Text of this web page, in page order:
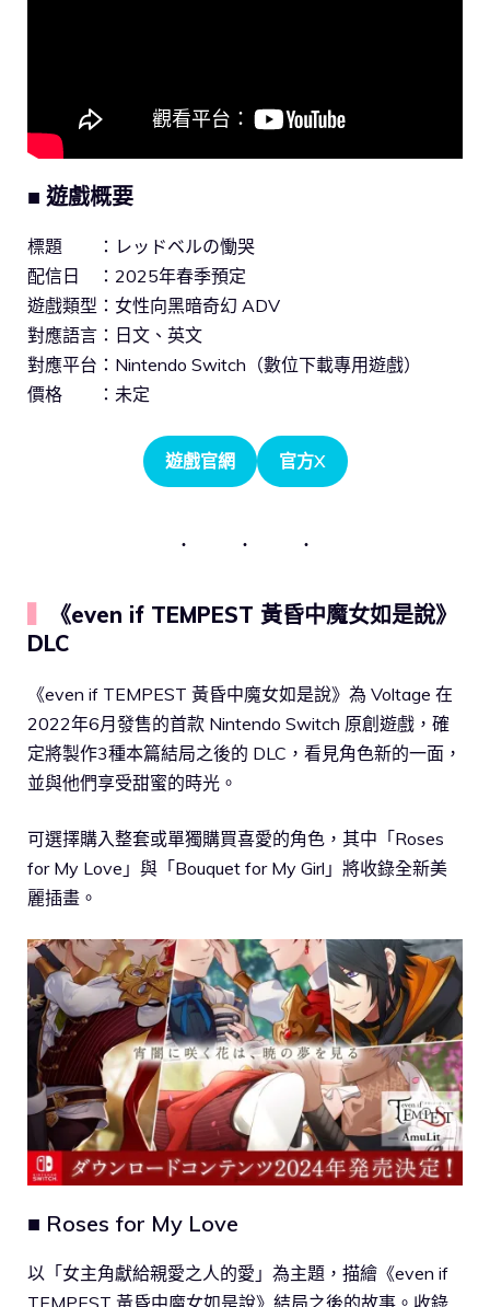
■ 遊戲概要
標題 ：レッドベルの慟哭
配信日 ：2025年春季預定
遊戲類型：女性向黑暗奇幻 ADV
對應語言：日文、英文
對應平台：Nintendo Switch（數位下載專用遊戲）
價格 ：未定
遊戲官網 官方X
《even if TEMPEST 黃昏中魔女如是說》
DLC
《even if TEMPEST 黃昏中魔女如是說》為 Voltage 在
2022年6月發售的首款 Nintendo Switch 原創遊戲，確
定將製作3種本篇結局之後的 DLC，看見角色新的一面，
並與他們享受甜蜜的時光。
可選擇購入整套或單獨購買喜愛的角色，其中「Roses
for My Love」與「Bouquet for My Girl」將收錄全新美
麗插畫。
■ Roses for My Love
以「女主角獻給親愛之人的愛」為主題，描繪《even if